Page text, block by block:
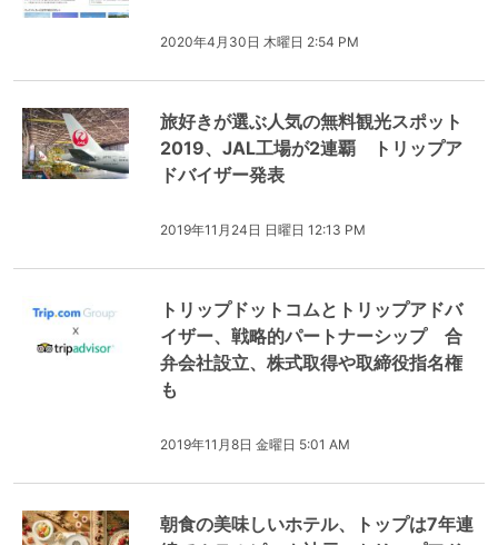
2020年4月30日 木曜日 2:54 PM
旅好きが選ぶ人気の無料観光スポット
2019、JAL工場が2連覇 トリップア
ドバイザー発表
2019年11月24日 日曜日 12:13 PM
トリップドットコムとトリップアドバ
イザー、戦略的パートナーシップ 合
弁会社設立、株式取得や取締役指名権
も
2019年11月8日 金曜日 5:01 AM
朝食の美味しいホテル、トップは7年連